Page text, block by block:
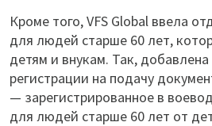
Кроме того, VFS Global ввела
для людей старше 60 лет,
детям и внукам. Так, добавлена
регистрации на подачу
— зарегистрированное в
для людей старше 60 лет от